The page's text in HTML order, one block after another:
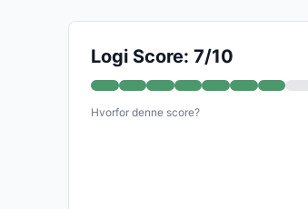
Logi Score: 7/10
Hvorfor denne score?